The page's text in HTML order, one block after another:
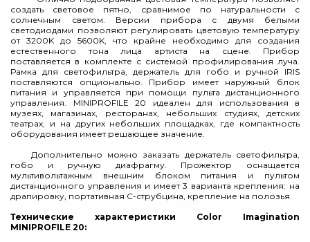
создать световое пятно, сравнимое по натуральности с
солнечным светом. Версии прибора с двумя белыми
светодиодами позволяют регулировать цветовую температуру
от 3200K до 5600K, что крайне необходимо для создания
естественного тона лица артиста на сцене. Прибор
поставляется в комплекте с системой профилирования луча.
Рамка для светофильтра, держатель для гобо и ручной IRIS
поставляются опционально. Прибор имеет наружный блок
питания и управляется при помощи пульта дистанционного
управления. MINIPROFILE 20 идеален для использования в
музеях, магазинах, ресторанах, небольших студиях, детских
театрах, и на других небольших площадках, где компактность
оборудования имеет решающее значение.
Дополнительно можно заказать держатель светофильтра,
гобо и ручную диафрагму. Прожектор оснащается
мультивольтажным внешним блоком питания и пультом
дистанционного управления и имеет 3 варианта крепления: на
драпировку, портативная С-струбцина, крепление на полозья.
Технические характеристики Color Imagination
MINIPROFILE 20: